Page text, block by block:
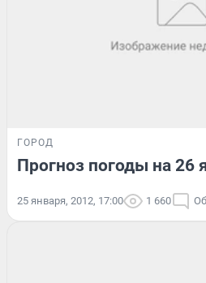
ГОРОД
Прогноз погоды на 26
25 января, 2012, 17:00 1 660